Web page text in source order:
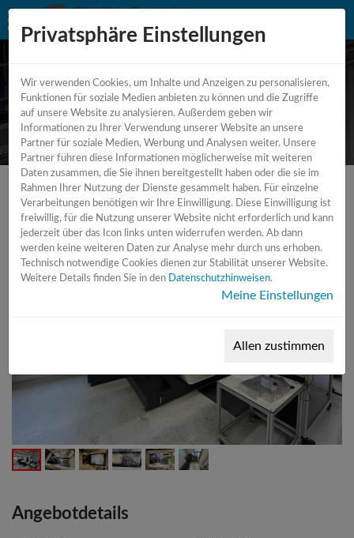
CNC Bearbeitungszentrum - 5
Achsen - Universal
Angebotdetails
Privatsphäre Einstellungen
Wir verwenden Cookies, um Inhalte und Anzeigen zu personalisieren,
Funktionen für soziale Medien anbieten zu können und die Zugriffe
auf unsere Website zu analysieren. Außerdem geben wir
Informationen zu Ihrer Verwendung unserer Website an unsere
Partner für soziale Medien, Werbung und Analysen weiter. Unsere
Partner führen diese Informationen möglicherweise mit weiteren
Daten zusammen, die Sie ihnen bereitgestellt haben oder die sie im
Rahmen Ihrer Nutzung der Dienste gesammelt haben. Für einzelne
Verarbeitungen benötigen wir Ihre Einwilligung. Diese Einwilligung ist
freiwillig, für die Nutzung unserer Website nicht erforderlich und kann
jederzeit über das Icon links unten widerrufen werden. Ab dann
werden keine weiteren Daten zur Analyse mehr durch uns erhoben.
Technisch notwendige Cookies dienen zur Stabilität unserer Website.
Weitere Details finden Sie in den
Datenschutzhinweisen.
Meine Einstellungen
Allen zustimmen